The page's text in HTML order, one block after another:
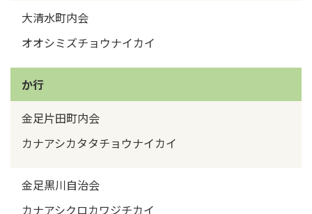
大清水町内会
オオシミズチョウナイカイ
か行
金足片田町内会
カナアシカタタチョウナイカイ
金足黒川自治会
カナアシクロカワジチカイ